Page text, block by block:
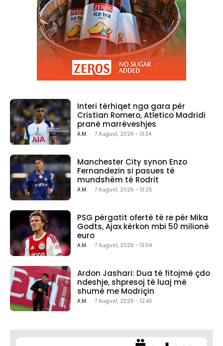
Interi tërhiqet nga gara për
Cristian Romero, Atletico Madridi
pranë marrëveshjes
A.M. - 7 August, 2026 - 13:34
Manchester City synon Enzo
Fernandezin si pasues të
mundshëm të Rodrit
A.M. - 7 August, 2026 - 13:25
PSG përgatit ofertë të re për Mika
Godts, Ajax kërkon mbi 50 milionë
euro
A.M. - 7 August, 2026 - 13:04
Ardon Jashari: Dua të fitojmë çdo
ndeshje, shpresoj të luaj më
shumë me Modriçin
A.M. - 7 August, 2026 - 12:43